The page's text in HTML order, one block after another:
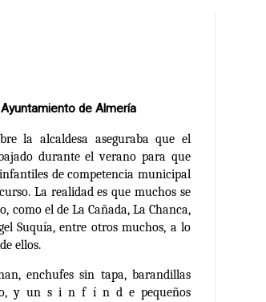
de Almería
la alcaldesa aseguraba que el
durante el verano para que
de competencia municipal
La realidad es que muchos se
como el de La Cañada, La Chanca,
Suquía, entre otros muchos, a lo
ellos.
enchufes sin tapa, barandillas
y un s i n f í n d e pequeños